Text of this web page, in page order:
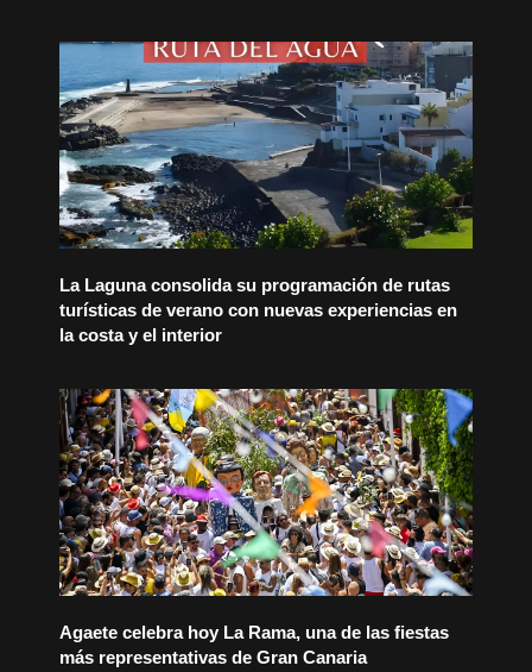
La Laguna consolida su programación de rutas
turísticas de verano con nuevas experiencias en
la costa y el interior
Agaete celebra hoy La Rama, una de las fiestas
más representativas de Gran Canaria